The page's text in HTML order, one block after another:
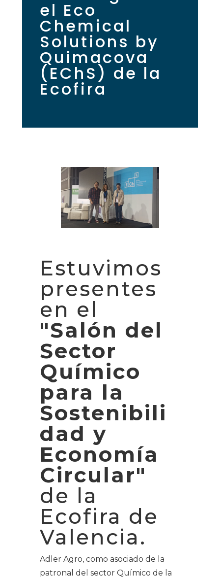
el Eco
Chemical
Solutions by
Quimacova
(EChS) de la
Ecofira
Estuvimos
presentes
en el
"Salón del
Sector
Químico
para la
Sostenibili
dad y
Economía
Circular"
de la
Ecofira de
Valencia.
Adler Agro, como asociado de la
patronal del sector Químico de la